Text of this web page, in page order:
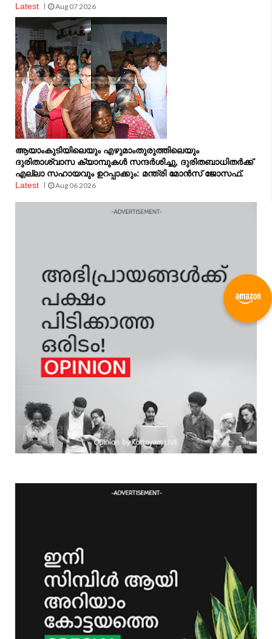
Latest
Aug 07 2026
ആയാംകുടിയിലെയും എഴുമാംതുരുത്തിലെയും
ദുരിതാശ്വാസ ക്യാമ്പുകൾ സന്ദർശിച്ചു, ദുരിതബാധിതർക്ക്
എല്ലാ സഹായവും ഉറപ്പാക്കും: മന്ത്രി മോൻസ് ജോസഫ്.
Latest
Aug 06 2026